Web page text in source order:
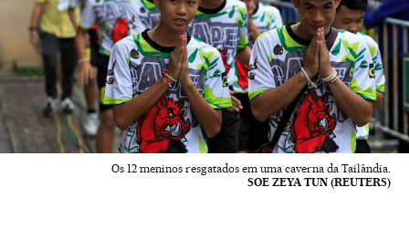
Os 12 meninos resgatados em uma caverna da Tailândia.
SOE ZEYA TUN (REUTERS)